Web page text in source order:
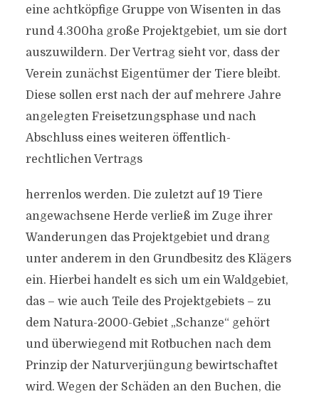
eine achtköpfige Gruppe von Wisenten in das
rund 4.300ha große Projektgebiet, um sie dort
auszuwildern. Der Vertrag sieht vor, dass der
Verein zunächst Eigentümer der Tiere bleibt.
Diese sollen erst nach der auf mehrere Jahre
angelegten Freisetzungsphase und nach
Abschluss eines weiteren öffentlich-
rechtlichen Vertrags
herrenlos werden. Die zuletzt auf 19 Tiere
angewachsene Herde verließ im Zuge ihrer
Wanderungen das Projektgebiet und drang
unter anderem in den Grundbesitz des Klägers
ein. Hierbei handelt es sich um ein Waldgebiet,
das – wie auch Teile des Projektgebiets – zu
dem Natura-2000-Gebiet „Schanze“ gehört
und überwiegend mit Rotbuchen nach dem
Prinzip der Naturverjüngung bewirtschaftet
wird. Wegen der Schäden an den Buchen, die